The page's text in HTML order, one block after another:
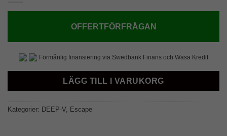
OFFERTFÖRFRÅGAN
Förmånlig finansiering via Swedbank Finans och Wasa Kredit
LÄGG TILL I VARUKORG
Kategorier: DEEP-V, Escape